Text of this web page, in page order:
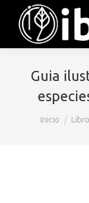
Guia
Estás aquí:
Inicio Libro